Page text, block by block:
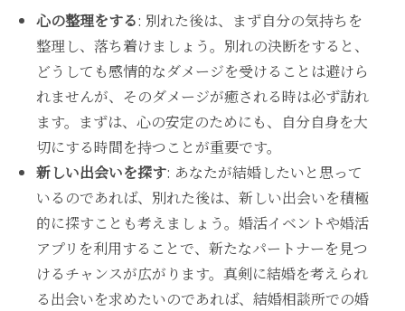
心の整理をする: 別れた後は、まず自分の気持ちを
整理し、落ち着けましょう。別れの決断をすると、
どうしても感情的なダメージを受けることは避けら
れませんが、そのダメージが癒される時は必ず訪れ
ます。まずは、心の安定のためにも、自分自身を大
切にする時間を持つことが重要です。
新しい出会いを探す: あなたが結婚したいと思って
いるのであれば、別れた後は、新しい出会いを積極
的に探すことも考えましょう。婚活イベントや婚活
アプリを利用することで、新たなパートナーを見つ
けるチャンスが広がります。真剣に結婚を考えられ
る出会いを求めたいのであれば、結婚相談所での婚